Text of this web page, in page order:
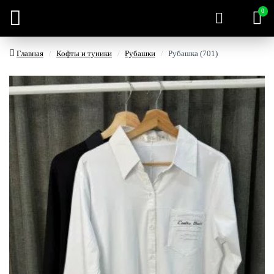
0
Главная Кофты и туники Рубашки Рубашка (701)